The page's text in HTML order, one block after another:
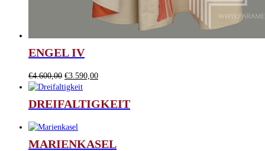
ENGEL IV
€4.600,00 Ursprünglicher
Preis
€4.600,00
€3.590,00Aktueller
€3.590,00.
DREIFALTIGKEIT
MARIENKASEL